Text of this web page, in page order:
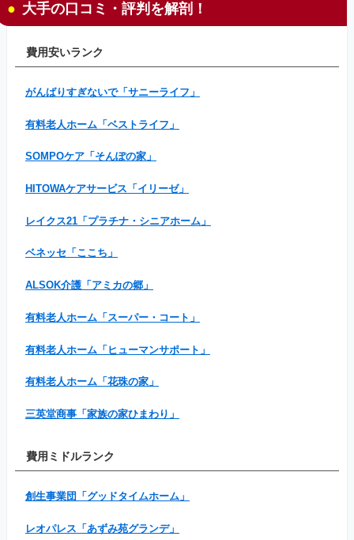
大手の口コミ・評判を解剖！
費用安いランク
がんばりすぎないで「サニーライフ」
有料老人ホーム「ベストライフ」
SOMPOケア「そんぽの家」
HITOWAケアサービス「イリーゼ」
レイクス21「プラチナ・シニアホーム」
ベネッセ「ここち」
ALSOK介護「アミカの郷」
有料老人ホーム「スーパー・コート」
有料老人ホーム「ヒューマンサポート」
有料老人ホーム「花珠の家」
三英堂商事「家族の家ひまわり」
費用ミドルランク
創生事業団「グッドタイムホーム」
レオパレス「あずみ苑グランデ」